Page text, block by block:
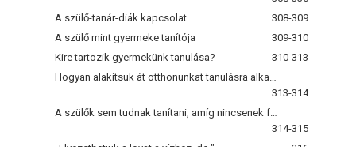
A szülő-tanár-diák kapcsolat
308-309
A szülő mint gyermeke tanítója
309-310
Kire tartozik gyermekünk tanulása?
310-313
313-314
314-315